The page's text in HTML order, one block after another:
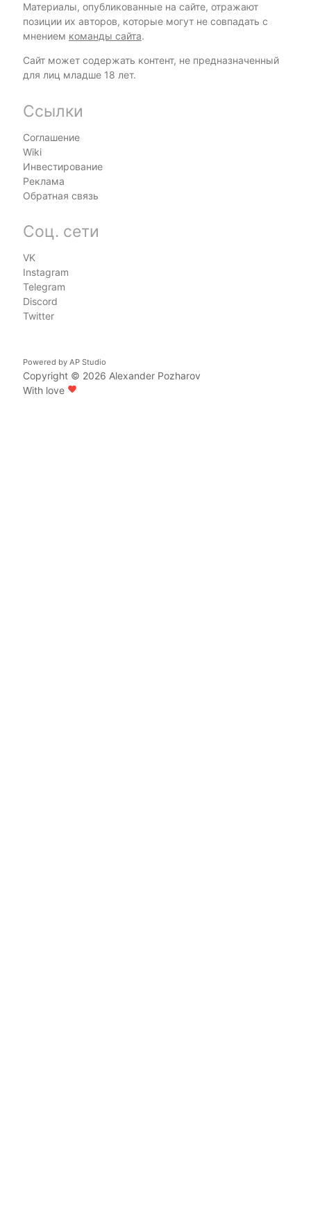
Материалы, опубликованные на сайте, отражают
позиции их авторов, которые могут не совпадать с
мнением команды сайта.
Сайт может содержать контент, не предназначенный
для лиц младше 18 лет.
Ссылки
Соглашение
Wiki
Инвестирование
Реклама
Обратная связь
Соц. сети
VK
Instagram
Telegram
Discord
Twitter
Powered by AP Studio
Copyright © 2026 Alexander Pozharov
With love favorite